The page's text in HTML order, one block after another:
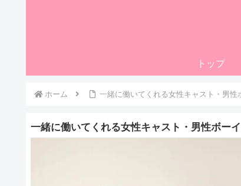
トップ
ホーム 一緒に働いてくれる女性キャスト・男
一緒に働いてくれる女性キャスト・男性ボー